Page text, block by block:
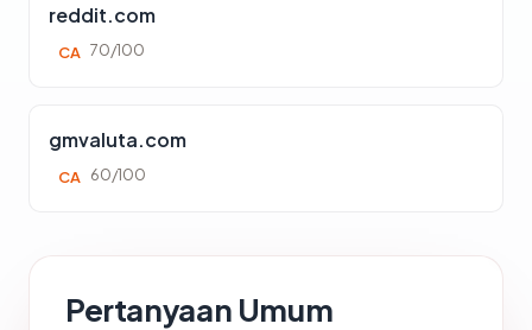
reddit.com
CA 70/100
gmvaluta.com
CA 60/100
Pertanyaan Umum